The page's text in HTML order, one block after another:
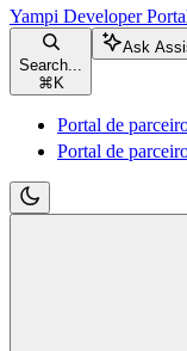
Yampi Developer
Search...
⌘ K
Ask
Portal de
Portal de